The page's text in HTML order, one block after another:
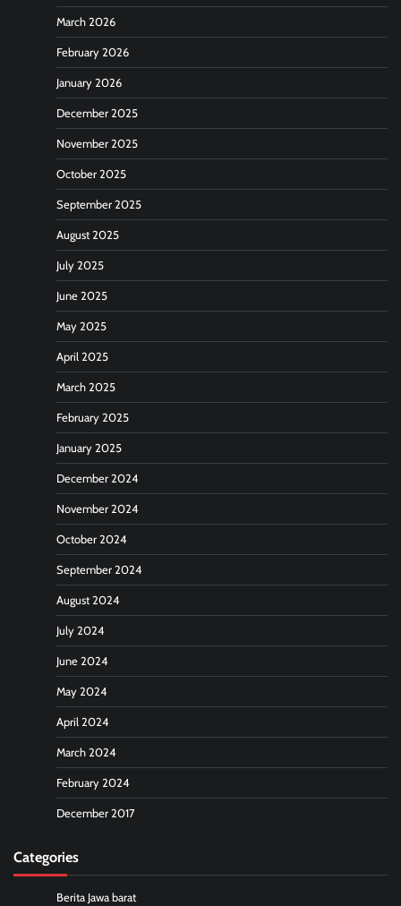
March 2026
February 2026
January 2026
December 2025
November 2025
October 2025
September 2025
August 2025
July 2025
June 2025
May 2025
April 2025
March 2025
February 2025
January 2025
December 2024
November 2024
October 2024
September 2024
August 2024
July 2024
June 2024
May 2024
April 2024
March 2024
February 2024
December 2017
Categories
Berita Jawa barat